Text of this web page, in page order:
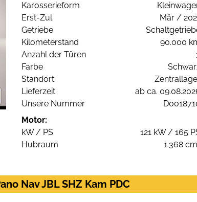
Karosserieform
Erst-Zul.
Mär /
Getriebe
Kilometerstand
90.000
Anzahl der Türen
Farbe
Standort
Lieferzeit
ab ca.
Unsere Nummer
Motor:
kW / PS
121 kW / 165
Hubraum
1.368
Nav JBL SHZ Kam PDC